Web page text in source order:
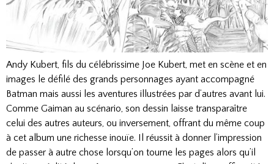
Andy Kubert, fils du célébrissime Joe Kubert, met en scène et en
images le défilé des grands personnages ayant accompagné
Batman mais aussi les aventures illustrées par d’autres avant lui.
Comme Gaiman au scénario, son dessin laisse transparaître
celui des autres auteurs, ou inversement, offrant du même coup
à cet album une richesse inouïe. Il réussit à donner l’impression
de passer à autre chose lorsqu’on tourne les pages alors qu’il